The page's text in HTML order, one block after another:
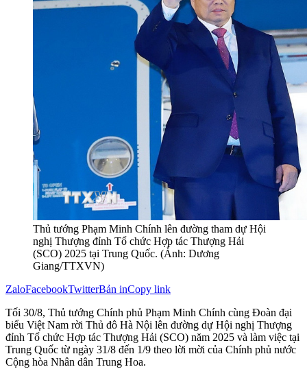
Thủ tướng Phạm Minh Chính lên đường tham dự Hội
nghị Thượng đỉnh Tổ chức Hợp tác Thượng Hải
(SCO) 2025 tại Trung Quốc. (Ảnh: Dương
Giang/TTXVN)
ZaloFacebookTwitterBản inCopy link
Tối 30/8, Thủ tướng Chính phủ Phạm Minh Chính cùng Đoàn đại
biểu Việt Nam rời Thủ đô Hà Nội lên đường dự Hội nghị Thượng
đỉnh Tổ chức Hợp tác Thượng Hải (SCO) năm 2025 và làm việc tại
Trung Quốc từ ngày 31/8 đến 1/9 theo lời mời của Chính phủ nước
Cộng hòa Nhân dân Trung Hoa.